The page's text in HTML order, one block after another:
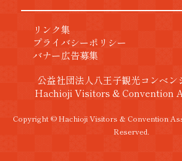
リンク集
プライバシーポリシー
バナー広告募集
公益社団法人八王子観光コンベン
Hachioji Visitors & Convention
Copyright © Hachioji Visitors & Convention
Reserved.